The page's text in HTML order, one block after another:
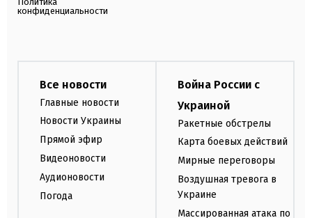
конфиденциальности
Все новости
Главные новости
Новости Украины
Прямой эфир
Видеоновости
Аудионовости
Погода
Война России с
Украиной
Ракетные обстрелы
Карта боевых действий
Мирные переговоры
Воздушная тревога в
Украине
Массированная атака по